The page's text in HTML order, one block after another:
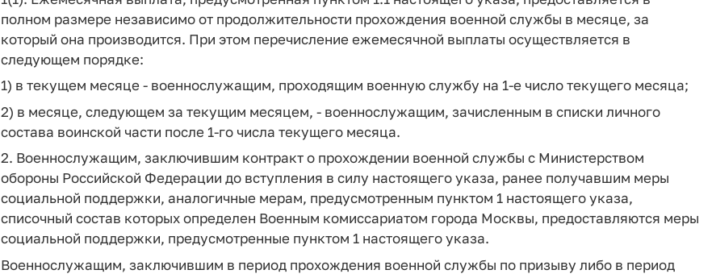
полном размере независимо от продолжительности прохождения военной службы в месяце, за
который она производится. При этом перечисление ежемесячной выплаты осуществляется в
следующем порядке:
1) в текущем месяце - военнослужащим, проходящим военную службу на 1-е число текущего месяца;
2) в месяце, следующем за текущим месяцем, - военнослужащим, зачисленным в списки личного
состава воинской части после 1-го числа текущего месяца.
2. Военнослужащим, заключившим контракт о прохождении военной службы с Министерством
обороны Российской Федерации до вступления в силу настоящего указа, ранее получавшим меры
социальной поддержки, аналогичные мерам, предусмотренным пунктом 1 настоящего указа,
списочный состав которых определен Военным комиссариатом города Москвы, предоставляются меры
социальной поддержки, предусмотренные пунктом 1 настоящего указа.
Военнослужащим, заключившим в период прохождения военной службы по призыву либо в период